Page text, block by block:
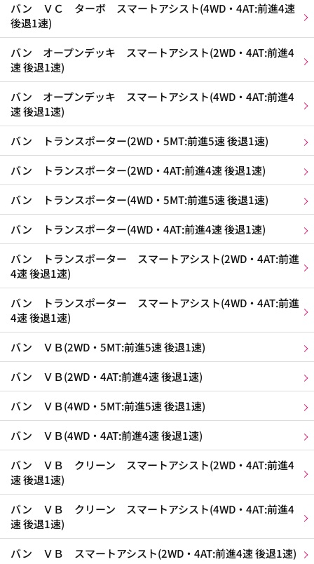
バン ＶＣ ターボ スマートアシスト(4WD・4AT:前進4速
後退1速)
バン オープンデッキ スマートアシスト(2WD・4AT:前進4
速 後退1速)
バン オープンデッキ スマートアシスト(4WD・4AT:前進4
速 後退1速)
バン トランスポーター(2WD・5MT:前進5速 後退1速)
バン トランスポーター(2WD・4AT:前進4速 後退1速)
バン トランスポーター(4WD・5MT:前進5速 後退1速)
バン トランスポーター(4WD・4AT:前進4速 後退1速)
バン トランスポーター スマートアシスト(2WD・4AT:前進
4速 後退1速)
バン トランスポーター スマートアシスト(4WD・4AT:前進
4速 後退1速)
バン ＶＢ(2WD・5MT:前進5速 後退1速)
バン ＶＢ(2WD・4AT:前進4速 後退1速)
バン ＶＢ(4WD・5MT:前進5速 後退1速)
バン ＶＢ(4WD・4AT:前進4速 後退1速)
バン ＶＢ クリーン スマートアシスト(2WD・4AT:前進4
速 後退1速)
バン ＶＢ クリーン スマートアシスト(4WD・4AT:前進4
速 後退1速)
バン ＶＢ スマートアシスト(2WD・4AT:前進4速 後退1速)